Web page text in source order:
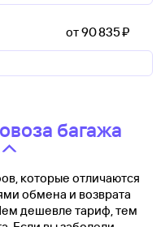
от 90 ⁠835 ⁠₽
багажа
которые отличаются
обмена и возврата
дешевле тариф, тем